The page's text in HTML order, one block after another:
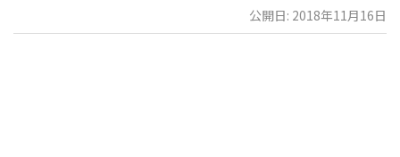
公開日: 2018年11月16日